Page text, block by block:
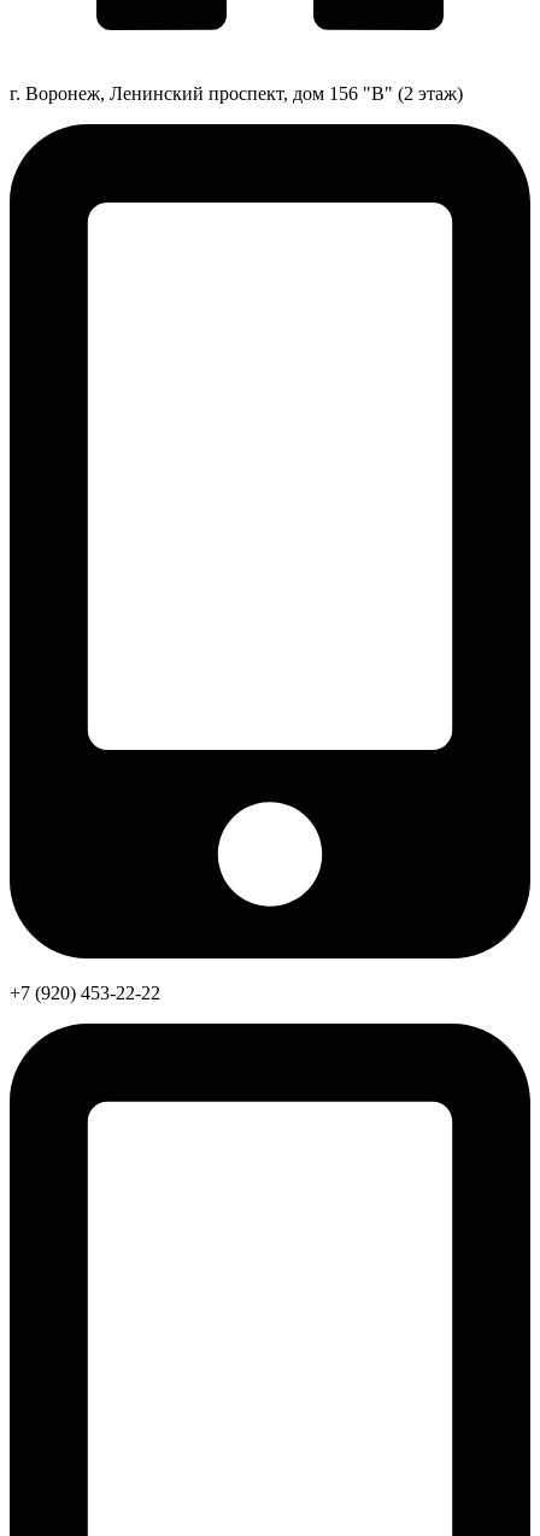
г. Воронеж, Ленинский проспект, дом 156 "В" (2 этаж)
+7 (920) 453-22-22